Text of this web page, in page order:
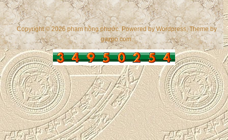
Copyright © 2026 phạm hồng phước. Powered byWordpress , Theme by
gazpo.com.